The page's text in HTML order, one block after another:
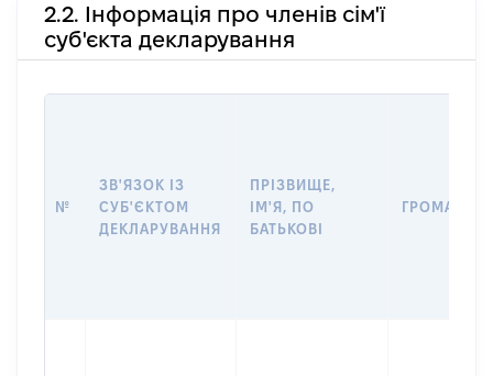
2.2. Інформація про членів сім'ї
суб'єкта декларування
№
ЗВ'ЯЗОК ІЗ
СУБ'ЄКТОМ
ДЕКЛАРУВАННЯ
ПРІЗВИЩЕ,
ІМ'Я, ПО
БАТЬКОВІ